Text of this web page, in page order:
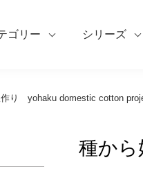
ゴリー シリーズ
作り yohaku domestic cotton
種から